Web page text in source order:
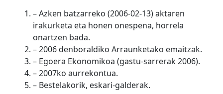
– Azken batzarreko (2006-02-13) aktaren
irakurketa eta honen onespena, horrela
onartzen bada.
– 2006 denboraldiko Arraunketako emaitzak.
– Egoera Ekonomikoa (gastu-sarrerak 2006).
– 2007ko aurrekontua.
– Bestelakorik, eskari-galderak.